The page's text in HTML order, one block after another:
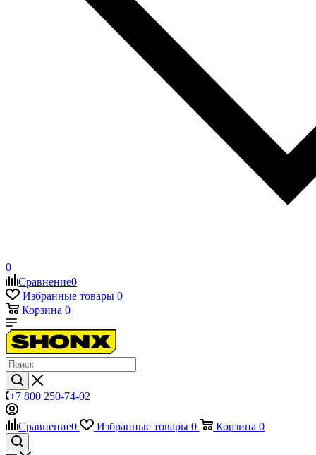
0
Сравнение0
Избранные товары 0
Корзина 0
+7 800 250-74-02
Сравнение0 Избранные товары 0 Корзина 0